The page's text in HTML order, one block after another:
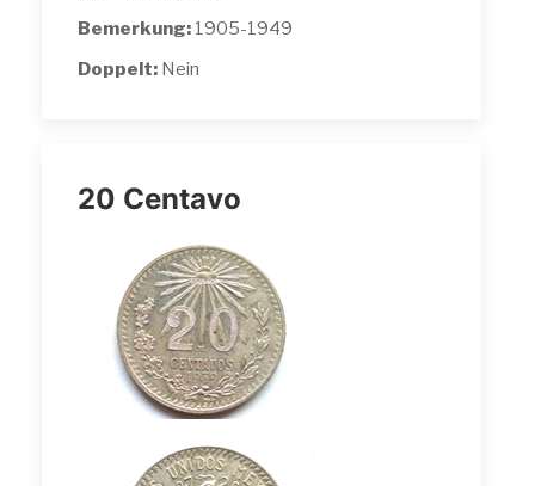
Bemerkung: 1905-1949
Doppelt: Nein
20 Centavo